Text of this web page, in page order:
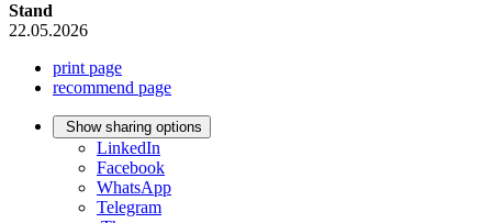
Stand
22.05.2026
print page
recommend page
Show sharing options
LinkedIn
Facebook
WhatsApp
Telegram